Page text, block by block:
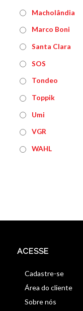
Macholândia
Marco Boni
Santa Clara
SOS
Tondeo
Toppik
Umi
VGR
WAHL
ACESSE
Cadastre-se
Área do cliente
Sobre nós